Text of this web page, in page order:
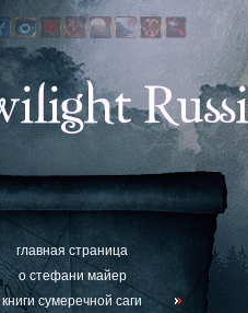
главная страница
о стефани майер
книги сумеречной саги